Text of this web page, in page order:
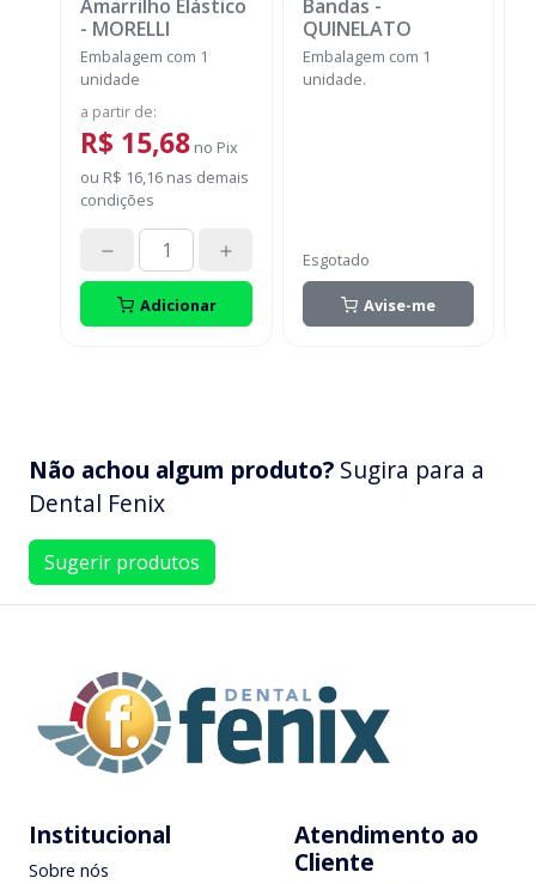
Amarrilho Elástico
- MORELLI
Embalagem com 1
unidade
a partir de:
R$ 15,68 no Pix
ou R$ 16,16 nas demais
condições
Adicionar
Bandas -
QUINELATO
Embalagem com 1
unidade.
Esgotado
Avise-me
Não achou algum produto? Sugira para a
Dental Fenix
Sugerir produtos
Institucional
Sobre nós
Atendimento ao
Cliente